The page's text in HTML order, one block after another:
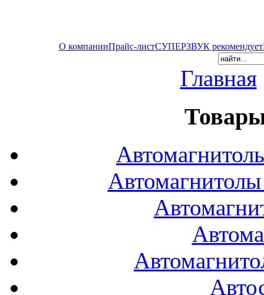
О компанииПрайс-листСУПЕРЗВУК рекомендует
Главная